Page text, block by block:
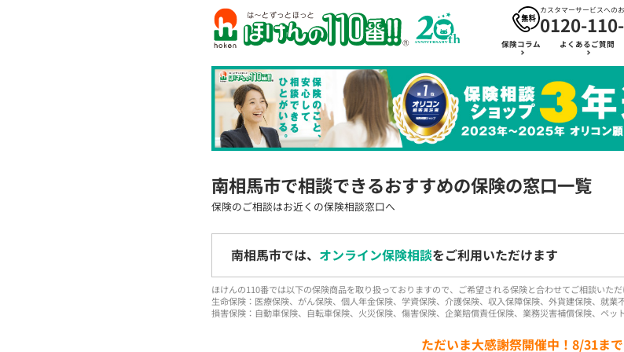
カスタマーサービスへの
0120-
保険コラム よくあるご質問
南相馬市で相談できるおすすめの保険の窓口一覧
保険のご相談はお近くの保険相談窓口へ
南相馬市では、 オンライン保険相談をご利用いただけます
ほけんの110番では以下の保険商品を取り扱っておりますので、ご希望される保険と合わせてご相談いただ
生命保険：医療保険、がん保険、個人年金保険、学資保険、介護保険、収入保障保険、外貨建保険、就
損害保険：自動車保険、自転車保険、火災保険、傷害保険、企業賠償責任保険、業務災害補償保険、ペッ
ただいま大感謝祭開催中！8/31まで